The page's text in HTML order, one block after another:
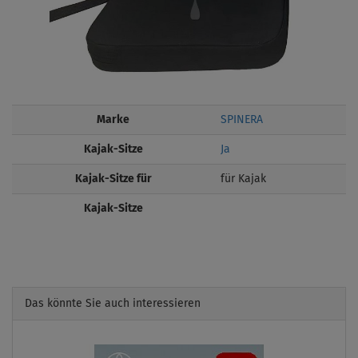
Marke SPINERA
Kajak-Sitze Ja
Kajak-Sitze für für Kajak
Kajak-Sitze
Das könnte Sie auch interessieren